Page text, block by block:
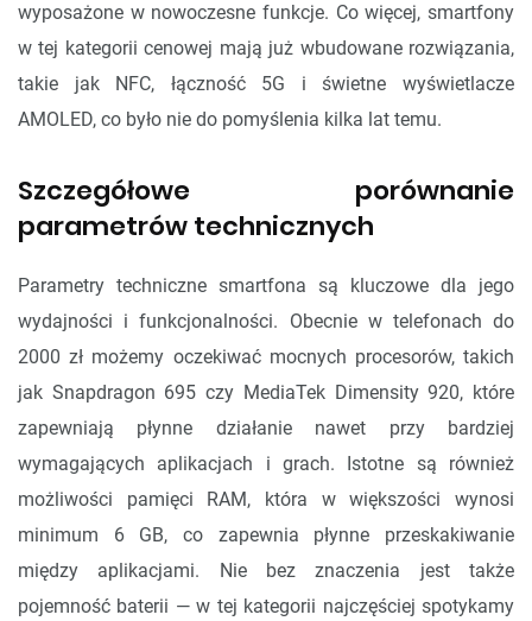
wyposażone w nowoczesne funkcje. Co więcej, smartfony
w tej kategorii cenowej mają już wbudowane rozwiązania,
takie jak NFC, łączność 5G i świetne wyświetlacze
AMOLED, co było nie do pomyślenia kilka lat temu.
Szczegółowe porównanie
parametrów technicznych
Parametry techniczne smartfona są kluczowe dla jego
wydajności i funkcjonalności. Obecnie w telefonach do
2000 zł możemy oczekiwać mocnych procesorów, takich
jak Snapdragon 695 czy MediaTek Dimensity 920, które
zapewniają płynne działanie nawet przy bardziej
wymagających aplikacjach i grach. Istotne są również
możliwości pamięci RAM, która w większości wynosi
minimum 6 GB, co zapewnia płynne przeskakiwanie
między aplikacjami. Nie bez znaczenia jest także
pojemność baterii — w tej kategorii najczęściej spotykamy